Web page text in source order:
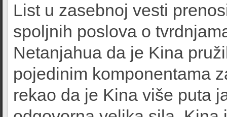
List u zasebnoj vesti
spoljnih poslova o
Netanjahua da je Kina
pojedinim komponentama
rekao da je Kina više puta